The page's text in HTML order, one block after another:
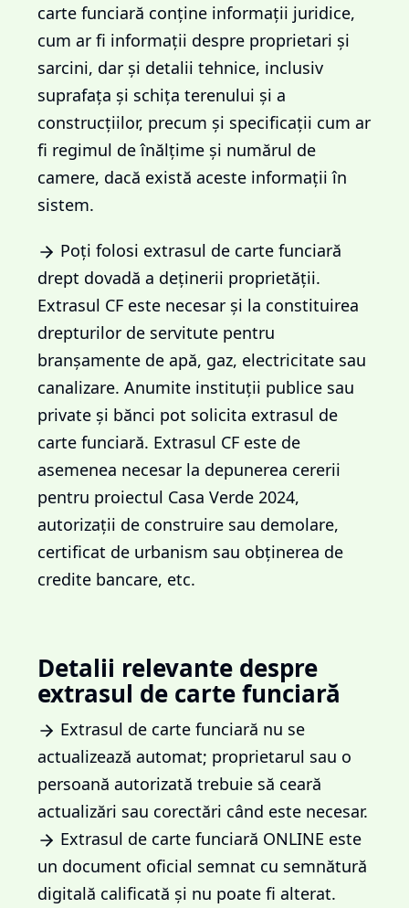
carte funciară conține informații juridice,
cum ar fi informații despre proprietari și
sarcini, dar și detalii tehnice, inclusiv
suprafața și schița terenului și a
construcțiilor, precum și specificații cum ar
fi regimul de înălțime și numărul de
camere, dacă există aceste informații în
sistem.
Poți folosi extrasul de carte funciară
drept dovadă a deținerii proprietății.
Extrasul CF este necesar și la constituirea
drepturilor de servitute pentru
branșamente de apă, gaz, electricitate sau
canalizare. Anumite instituții publice sau
private și bănci pot solicita extrasul de
carte funciară. Extrasul CF este de
asemenea necesar la depunerea cererii
pentru proiectul Casa Verde 2024,
autorizații de construire sau demolare,
certificat de urbanism sau obținerea de
credite bancare, etc.
Detalii relevante despre
extrasul de carte funciară
Extrasul de carte funciară nu se
actualizează automat; proprietarul sau o
persoană autorizată trebuie să ceară
actualizări sau corectări când este necesar.
Extrasul de carte funciară ONLINE este
un document oficial semnat cu semnătură
digitală calificată și nu poate fi alterat.